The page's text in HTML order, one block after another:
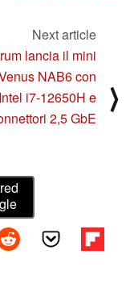
Next article
lancia il mini
NAB6 con
i7-12650H e
2,5 GbE
⟩